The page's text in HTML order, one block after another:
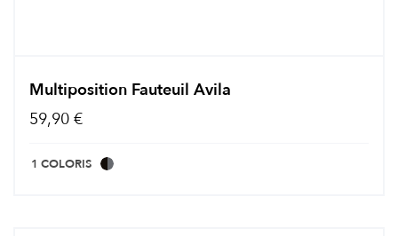
Multiposition Fauteuil Avila
59,90 €
1 COLORIS